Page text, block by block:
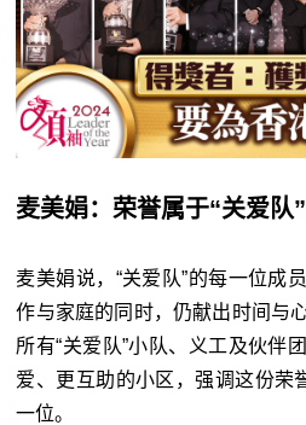
麦美娟：荣誉属于“关爱队
麦美娟说，“关爱队”的每一位成
作与家庭的同时，仍献出时间与
所有“关爱队”小队、义工及伙伴
爱、更互助的小区，强调这份荣
一位。